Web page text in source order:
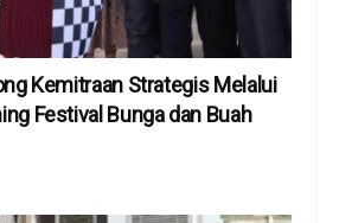
Kemitraan Strategis Melalui
Festival Bunga dan Buah